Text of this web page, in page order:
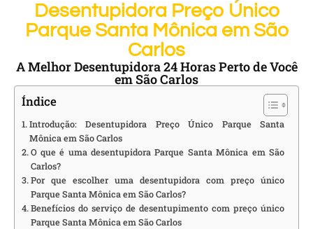
Desentupidora Preço Único
Parque Santa Mônica em São
Carlos
A Melhor Desentupidora 24 Horas Perto de Você
em São Carlos
Índice
Introdução: Desentupidora Preço Único Parque Santa
Mônica em São Carlos
O que é uma desentupidora Parque Santa Mônica em São
Carlos?
Por que escolher uma desentupidora com preço único
Parque Santa Mônica em São Carlos?
Benefícios do serviço de desentupimento com preço único
Parque Santa Mônica em São Carlos